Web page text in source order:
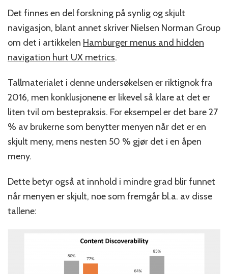
Det finnes en del forskning på synlig og skjult
navigasjon, blant annet skriver Nielsen Norman Group
om det i artikkelen Hamburger menus and hidden
navigation hurt UX metrics.
Tallmaterialet i denne undersøkelsen er riktignok fra
2016, men konklusjonene er likevel så klare at det er
liten tvil om bestepraksis. For eksempel er det bare 27
% av brukerne som benytter menyen når det er en
skjult meny, mens nesten 50 % gjør det i en åpen
meny.
Dette betyr også at innhold i mindre grad blir funnet
når menyen er skjult, noe som fremgår bl.a. av disse
tallene: